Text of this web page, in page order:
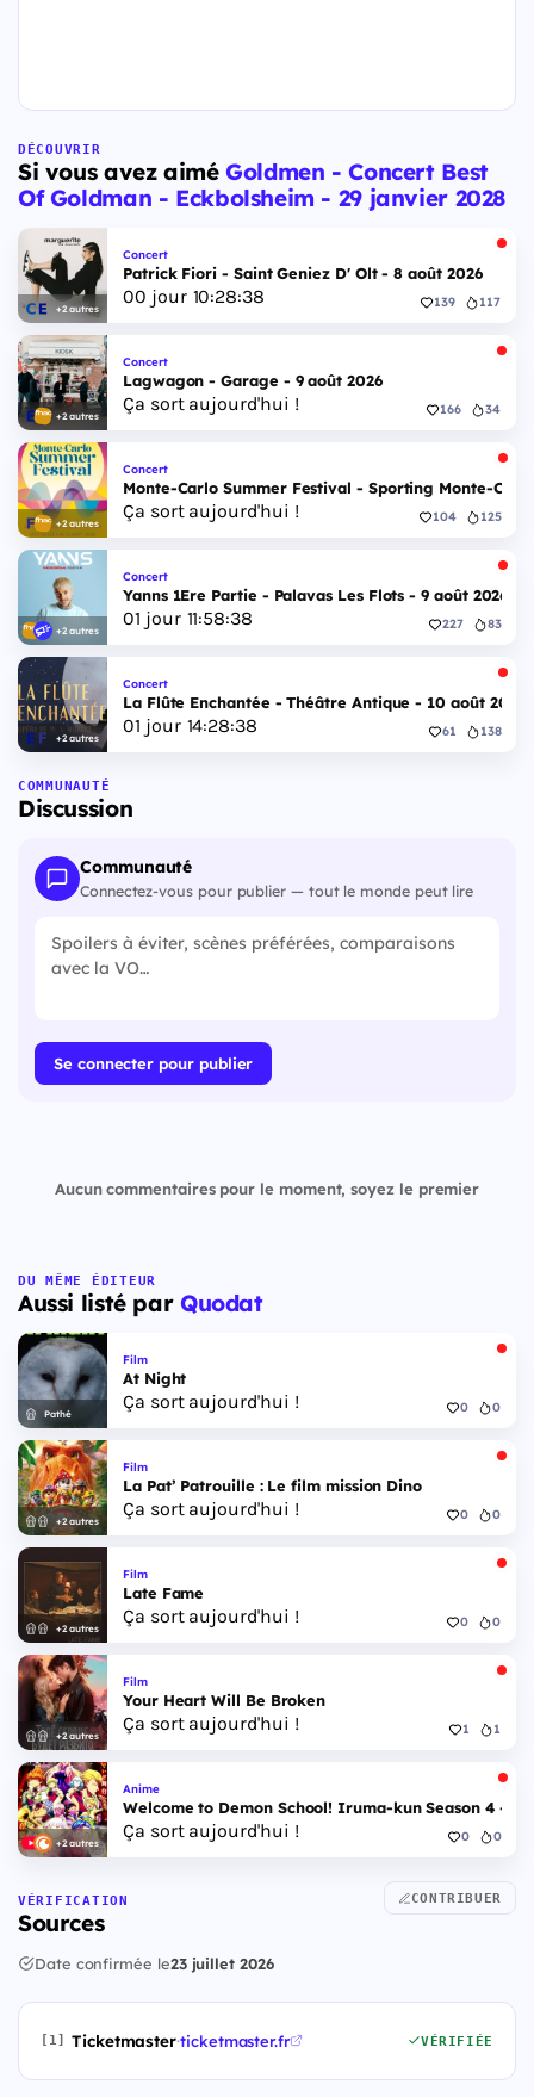
DÉCOUVRIR
Si vous avez aiméGoldmen - Concert Best
Of Goldman - Eckbolsheim - 29 janvier 2028
+2 autres
Concert
Patrick Fiori - Saint Geniez D' Olt - 8 août 2026
00 jour 10:28:37 139 117
+2 autres
Concert
Lagwagon - Garage - 9 août 2026
Ça sort aujourd'hui ! 166 34
+2 autres
Concert
Monte-Carlo Summer Festival - Sporting Monte-
Ça sort aujourd'hui ! 104 125
+2 autres
Concert
Yanns 1Ere Partie - Palavas Les Flots - 9 août 2026
01 jour 11:58:37 227 83
+2 autres
Concert
La Flûte Enchantée - Théâtre Antique - 10 août 2026
01 jour 14:28:37 61 138
COMMUNAUTÉ
Discussion
Communauté
Connectez-vous pour publier — tout le monde peut lire
Se connecter pour publier
Aucun commentaires pour le moment, soyez le premier
DU MÊME ÉDITEUR
Aussi listé par Quodat
Pathé
Film
At Night
Ça sort aujourd'hui ! 0 0
+2 autres
Film
La Pat’ Patrouille : Le film mission Dino
Ça sort aujourd'hui ! 0 0
+2 autres
Film
Late Fame
Ça sort aujourd'hui ! 0 0
+2 autres
Film
Your Heart Will Be Broken
Ça sort aujourd'hui ! 1 1
+2 autres
Anime
Welcome to Demon School! Iruma-kun Season 4 -
Ça sort aujourd'hui ! 0 0
VÉRIFICATION
Sources
CONTRIBUER
Date confirmée le23 juillet 2026
[1] Ticketmaster·ticketmaster.fr VÉRIFIÉE